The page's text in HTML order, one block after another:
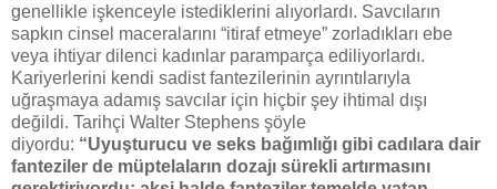
genellikle işkenceyle istediklerini alıyorlardı. Savcıların
sapkın cinsel maceralarını “itiraf etmeye” zorladıkları ebe
veya ihtiyar dilenci kadınlar paramparça ediliyorlardı.
Kariyerlerini kendi sadist fantezilerinin ayrıntılarıyla
uğraşmaya adamış savcılar için hiçbir şey ihtimal dışı
değildi. Tarihçi Walter Stephens şöyle
diyordu: “Uyuşturucu ve seks bağımlığı gibi cadılara dair
fanteziler de müptelaların dozajı sürekli artırmasını